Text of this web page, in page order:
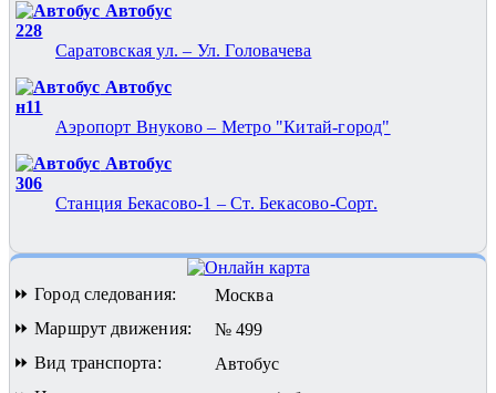
Автобус
228
Саратовская ул. – Ул. Головачева
Автобус
н11
Аэропорт Внуково – Метро "Китай-город"
Автобус
306
Станция Бекасово-1 – Ст. Бекасово-Сорт.
⏩ Город следования:
Москва
⏩ Маршрут движения:
№ 499
⏩ Вид транспорта:
Автобус